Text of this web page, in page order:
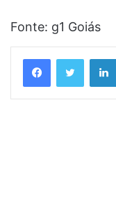
Fonte: g1 Goiás